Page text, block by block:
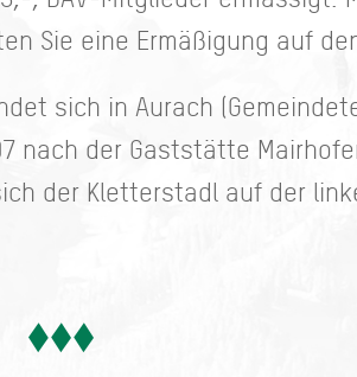
Sie eine Ermäßigung auf
sich in Aurach
nach der Gaststätte
der Kletterstadl auf der